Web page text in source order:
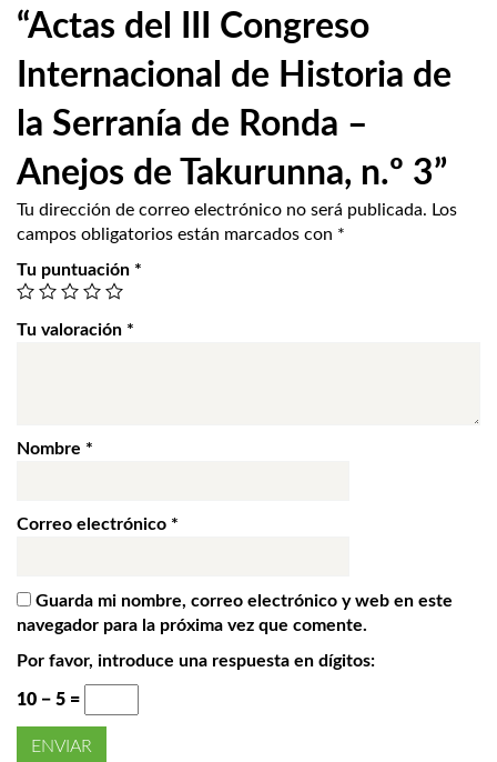
“Actas del III Congreso
Internacional de Historia de
la Serranía de Ronda –
Anejos de Takurunna, n.º 3”
Tu dirección de correo electrónico no será publicada. Los
campos obligatorios están marcados con *
Tu puntuación *
Tu valoración *
Nombre *
Correo electrónico *
Guarda mi nombre, correo electrónico y web en este
navegador para la próxima vez que comente.
Por favor, introduce una respuesta en dígitos:
10 − 5 =